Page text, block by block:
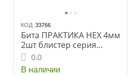
КОД: 33766
Бита ПРАКТИКА НЕХ 4мм
2шт блистер серия
Профи (035-677)
0.0
В наличии